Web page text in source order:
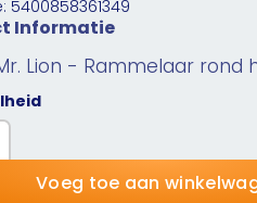
5400858361349
Informatie
Mr. Lion - Rammelaar rond
Voeg toe aan